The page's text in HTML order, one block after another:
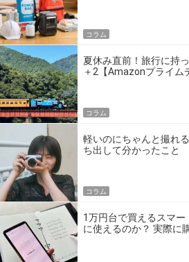
コラム
夏休み直前！旅行に持
＋2【Amazonプライム
コラム
軽いのにちゃんと撮れ
ち出して分かったこと
コラム
1万円台で買えるスマー
に使えるのか？ 実際に